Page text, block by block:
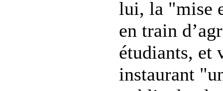
lui, la "mise
en train
étudiants, et
instaurant